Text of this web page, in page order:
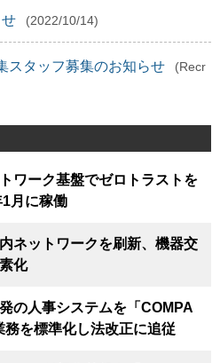
(2022/10/14)
スタッフ募集のお知らせ
(Recr
ワーク基盤でゼロトラストを
月に稼働
ネットワークを刷新、機器交
化
の人事システムを「COMPA
務を標準化し法改正に追従